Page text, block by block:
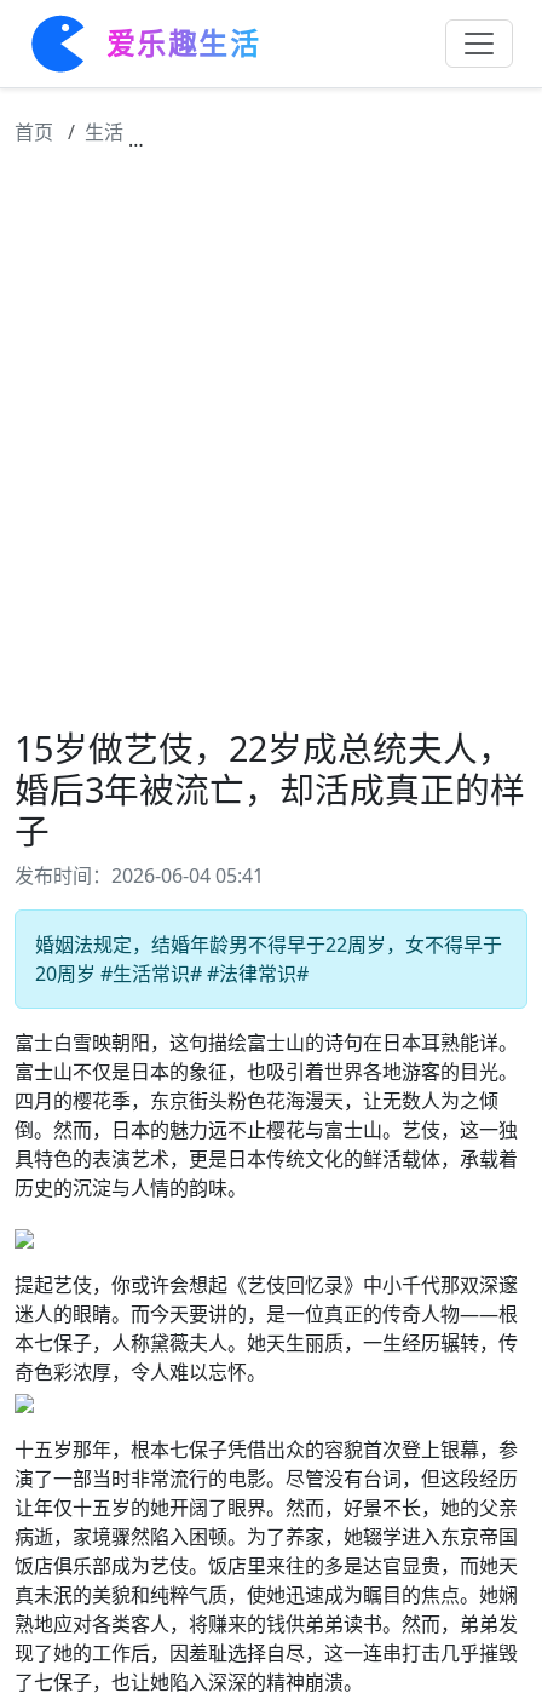
爱乐趣生活
首页 生活
15岁做艺伎，22岁成总统夫人，
婚后3年被流亡，却活成真正的样
子
发布时间：2026-06-04 05:41
婚姻法规定，结婚年龄男不得早于22周岁，女不得早于
20周岁 #生活常识# #法律常识#
富士白雪映朝阳，这句描绘富士山的诗句在日本耳熟能详。
富士山不仅是日本的象征，也吸引着世界各地游客的目光。
四月的樱花季，东京街头粉色花海漫天，让无数人为之倾
倒。然而，日本的魅力远不止樱花与富士山。艺伎，这一独
具特色的表演艺术，更是日本传统文化的鲜活载体，承载着
历史的沉淀与人情的韵味。
提起艺伎，你或许会想起《艺伎回忆录》中小千代那双深邃
迷人的眼睛。而今天要讲的，是一位真正的传奇人物——根
本七保子，人称黛薇夫人。她天生丽质，一生经历辗转，传
奇色彩浓厚，令人难以忘怀。
十五岁那年，根本七保子凭借出众的容貌首次登上银幕，参
演了一部当时非常流行的电影。尽管没有台词，但这段经历
让年仅十五岁的她开阔了眼界。然而，好景不长，她的父亲
病逝，家境骤然陷入困顿。为了养家，她辍学进入东京帝国
饭店俱乐部成为艺伎。饭店里来往的多是达官显贵，而她天
真未泯的美貌和纯粹气质，使她迅速成为瞩目的焦点。她娴
熟地应对各类客人，将赚来的钱供弟弟读书。然而，弟弟发
现了她的工作后，因羞耻选择自尽，这一连串打击几乎摧毁
了七保子，也让她陷入深深的精神崩溃。